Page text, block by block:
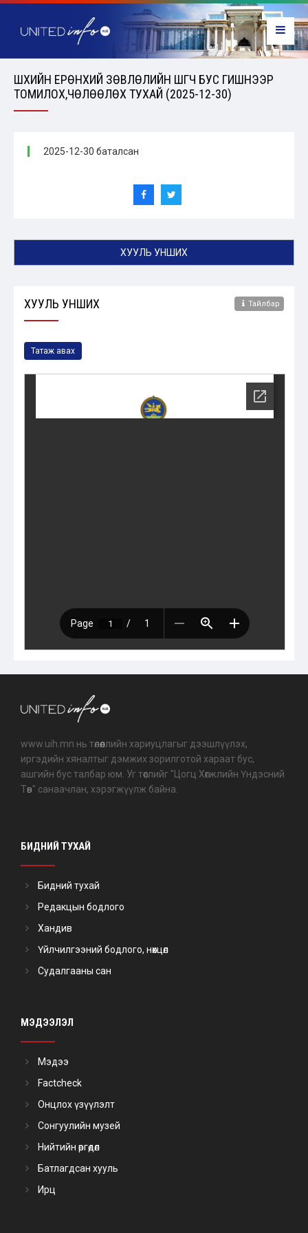
ШҮҮХИЙН ЕРӨНХИЙ ЗӨВЛӨЛИЙН ШҮҮГЧ БУС ГИШҮҮНЭЭР
ТОМИЛОХ,ЧӨЛӨӨЛӨХ ТУХАЙ (2025-12-30)
2025-12-30 баталсан
ХУУЛЬ УНШИХ
ХУУЛЬ УНШИХ Тайлбар
Татаж авах
www.uih.mn нь төлөөллийн хариуцлагыг дээшлүүлэх,
иргэдийн хяналтыг дэмжих зорилготой хараат бус,
ашгийн бус талбар юм. Уг төслийг "Цогц Хөгжлийн Үндэсний
Төв" санаачлан, хэрэгжүүлж байна.
БИДНИЙ ТУХАЙ
Бидний тухай
Редакцын бодлого
Хандив
Үйлчилгээний бодлого, нөхцөл
Судалгааны сан
МЭДЭЭЛЭЛ
Мэдээ
Factcheck
Онцлох үзүүлэлт
Сонгуулийн музей
Нийтийн өргөдөл
Батлагдсан хууль
Ирц